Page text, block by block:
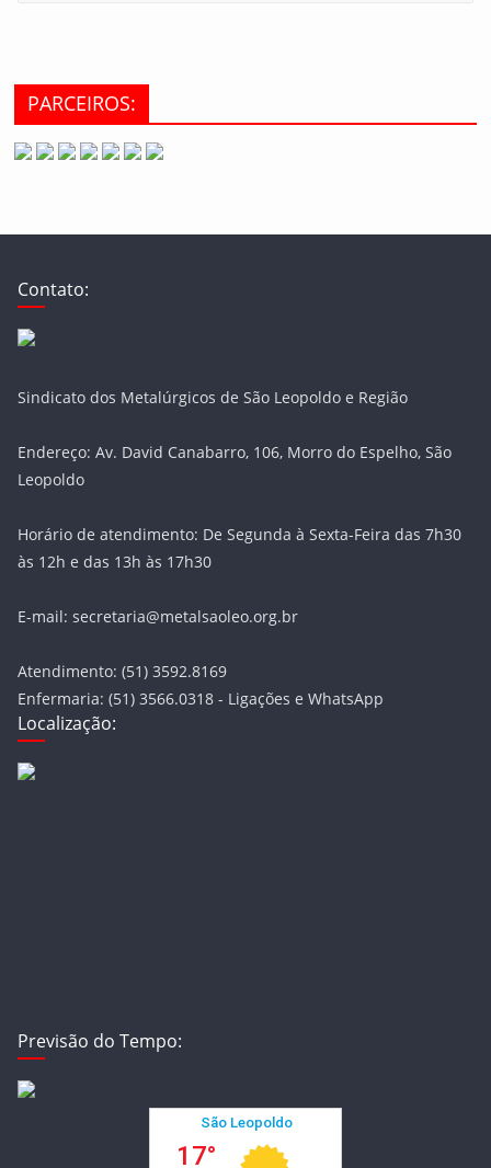
PARCEIROS:
Contato:
Sindicato dos Metalúrgicos de São Leopoldo e Região
Endereço: Av. David Canabarro, 106, Morro do Espelho, São
Leopoldo
Horário de atendimento: De Segunda à Sexta-Feira das 7h30
às 12h e das 13h às 17h30
E-mail: secretaria@metalsaoleo.org.br
Atendimento: (51) 3592.8169
Enfermaria: (51) 3566.0318 - Ligações e WhatsApp
Localização:
Previsão do Tempo: